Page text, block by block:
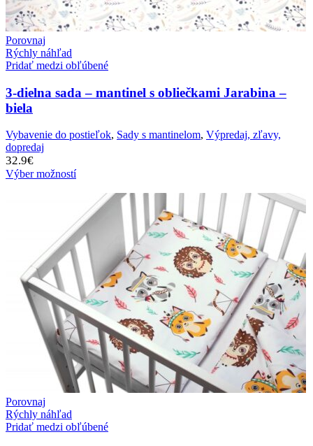
Porovnaj
Rýchly náhľad
Pridať medzi obľúbené
3-dielna sada – mantinel s obliečkami Jarabina –
biela
Vybavenie do postieľok, Sady s mantinelom, Výpredaj, zľavy,
dopredaj
32.9€
Výber možností
Porovnaj
Rýchly náhľad
Pridať medzi obľúbené